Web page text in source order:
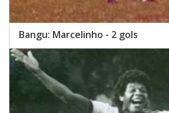
Bangu: Marcelinho - 2 gols